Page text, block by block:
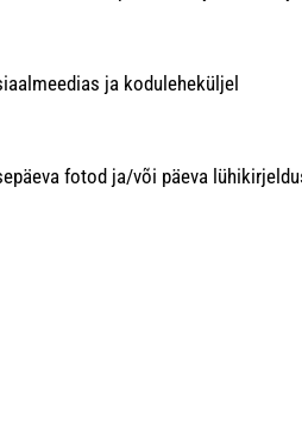
ja koduleheküljel
fotod ja/või päeva